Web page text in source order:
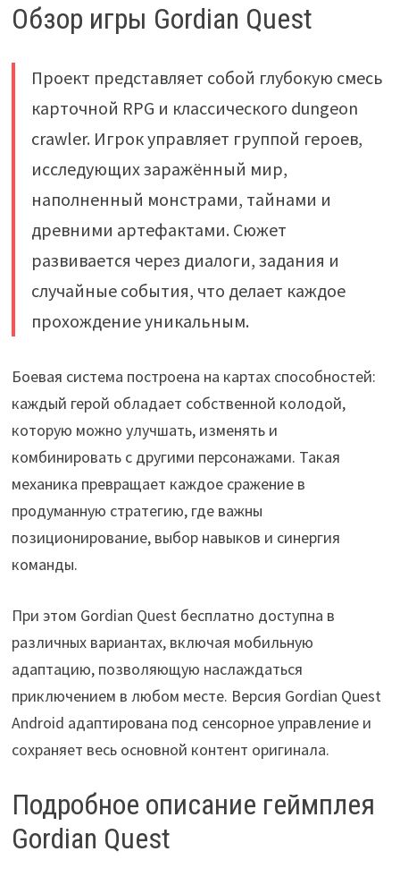
Обзор игры Gordian Quest
Проект представляет собой глубокую смесь
карточной RPG и классического dungeon
crawler. Игрок управляет группой героев,
исследующих заражённый мир,
наполненный монстрами, тайнами и
древними артефактами. Сюжет
развивается через диалоги, задания и
случайные события, что делает каждое
прохождение уникальным.
Боевая система построена на картах способностей:
каждый герой обладает собственной колодой,
которую можно улучшать, изменять и
комбинировать с другими персонажами. Такая
механика превращает каждое сражение в
продуманную стратегию, где важны
позиционирование, выбор навыков и синергия
команды.
При этом Gordian Quest бесплатно доступна в
различных вариантах, включая мобильную
адаптацию, позволяющую наслаждаться
приключением в любом месте. Версия Gordian Quest
Android адаптирована под сенсорное управление и
сохраняет весь основной контент оригинала.
Подробное описание геймплея
Gordian Quest